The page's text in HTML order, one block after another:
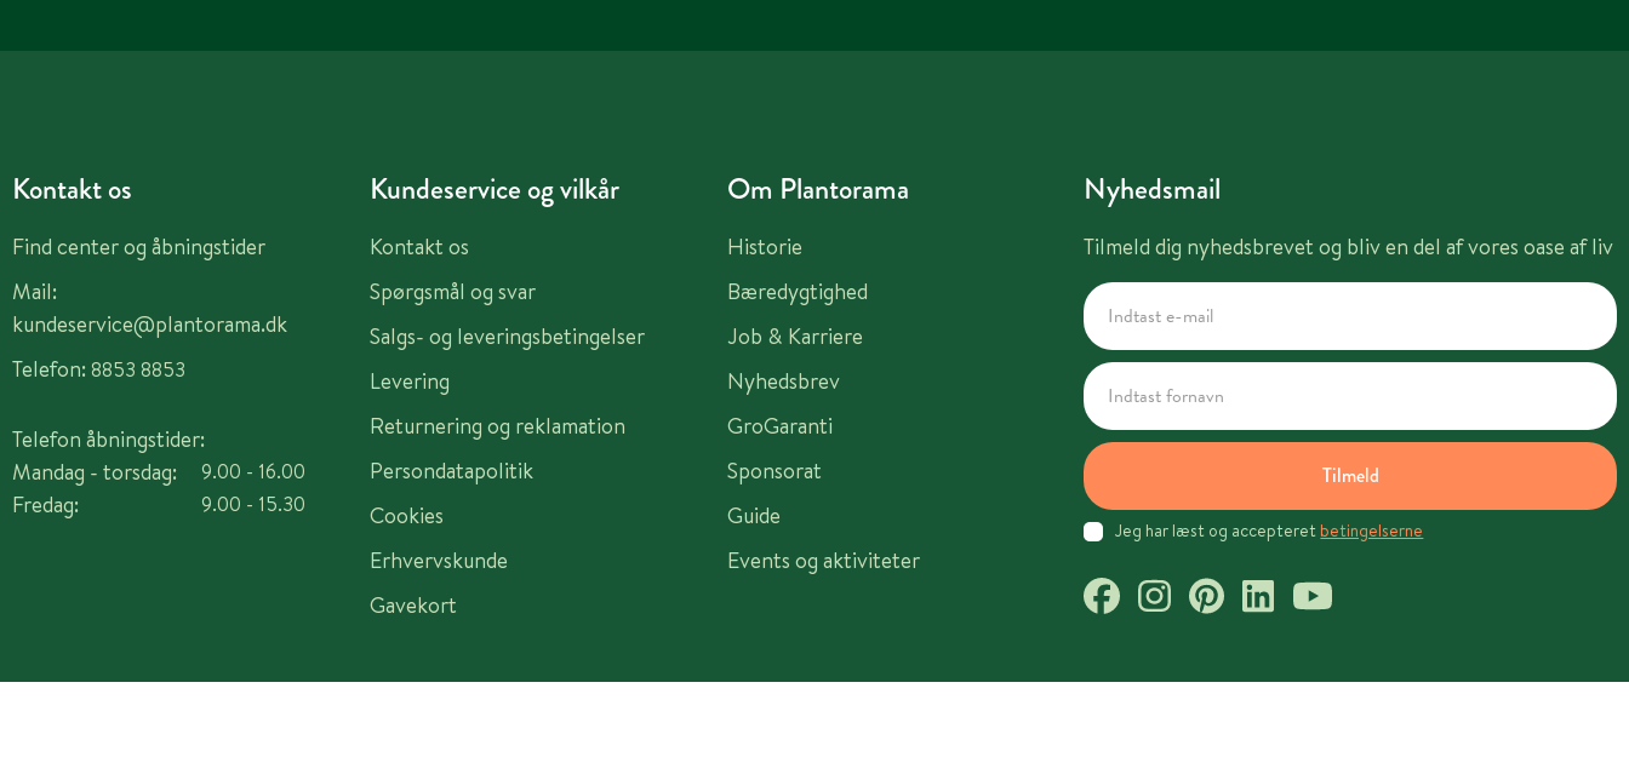
Kontakt os
Find center og åbningstider
Mail:
kundeservice@plantorama.dk
Telefon: 8853 8853
Telefon åbningstider:
Mandag - torsdag:
Fredag:
9.00 - 16.00
9.00 - 15.30
Kundeservice og vilkår
Kontakt os
Spørgsmål og svar
Salgs- og leveringsbetingelser
Levering
Returnering og reklamation
Persondatapolitik
Cookies
Erhvervskunde
Gavekort
Om Plantorama
Historie
Bæredygtighed
Job & Karriere
Nyhedsbrev
GroGaranti
Sponsorat
Guide
Events og aktiviteter
Nyhedsmail
Tilmeld dig nyhedsbrevet og bliv en del af vores oase af liv
Tilmeld
Jeg har læst og accepteret betingelserne